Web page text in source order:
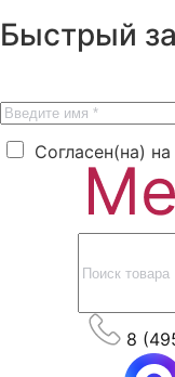
Быстрый
Согласен(на) на
8